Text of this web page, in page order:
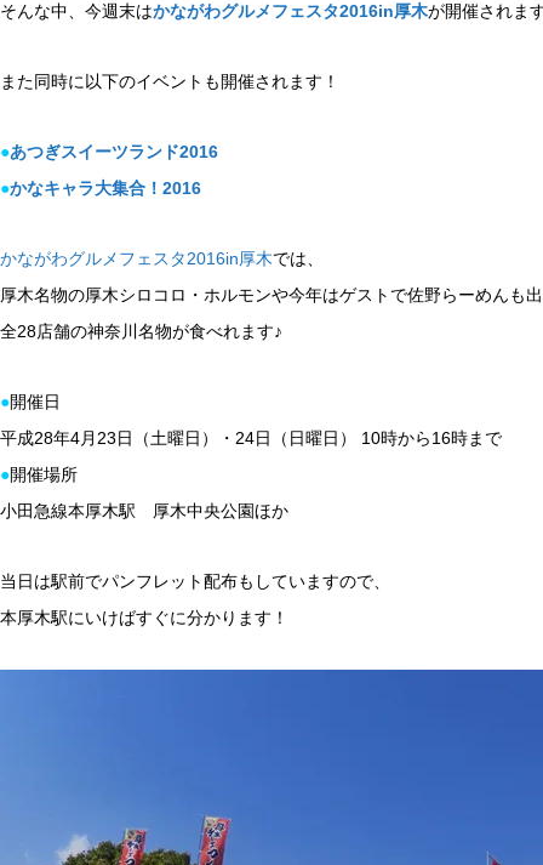
そんな中、今週末はかながわグルメフェスタ2016in厚木が開催されま
また同時に以下のイベントも開催されます！
●あつぎスイーツランド2016
●かなキャラ大集合！2016
かながわグルメフェスタ2016in厚木では、
厚木名物の厚木シロコロ・ホルモンや今年はゲストで佐野らーめんも
全28店舗の神奈川名物が食べれます♪
●開催日
平成28年4月23日（土曜日）・24日（日曜日） 10時から16時まで
●開催場所
小田急線本厚木駅 厚木中央公園ほか
当日は駅前でパンフレット配布もしていますので、
本厚木駅にいけばすぐに分かります！